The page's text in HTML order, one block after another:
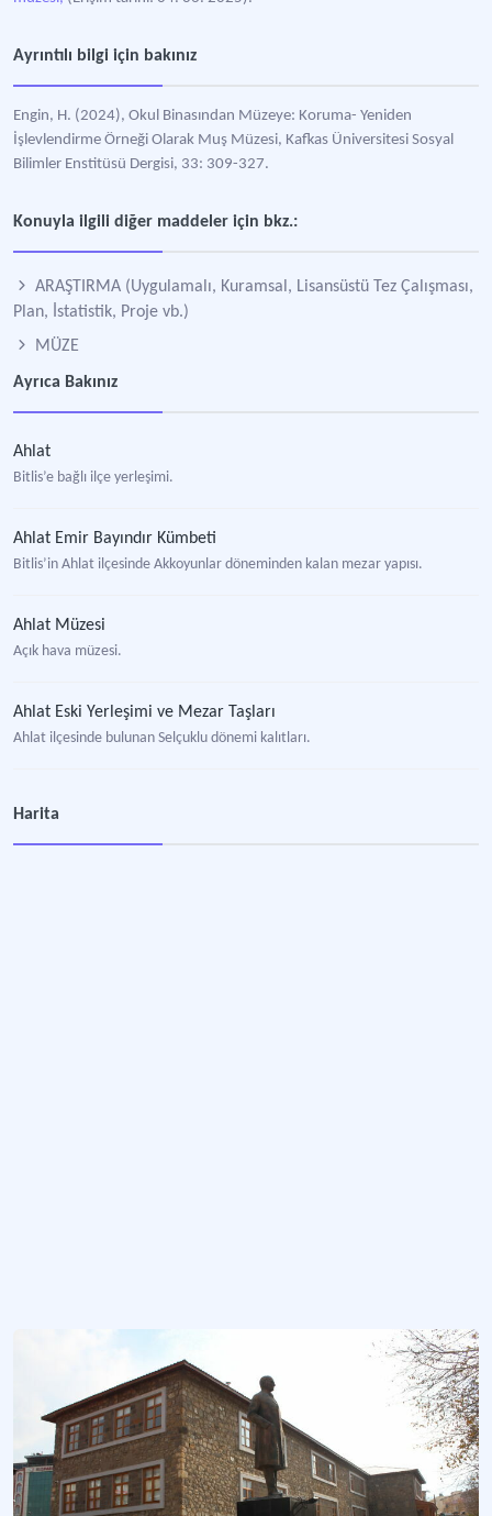
Ayrıntılı bilgi için bakınız
Engin, H. (2024), Okul Binasından Müzeye: Koruma- Yeniden
İşlevlendirme Örneği Olarak Muş Müzesi, Kafkas Üniversitesi Sosyal
Bilimler Enstitüsü Dergisi, 33: 309-327.
Konuyla ilgili diğer maddeler için bkz.:
ARAŞTIRMA (Uygulamalı, Kuramsal, Lisansüstü Tez Çalışması,
Plan, İstatistik, Proje vb.)
MÜZE
Ayrıca Bakınız
Ahlat
Bitlis’e bağlı ilçe yerleşimi.
Ahlat Emir Bayındır Kümbeti
Bitlis’in Ahlat ilçesinde Akkoyunlar döneminden kalan mezar yapısı.
Ahlat Müzesi
Açık hava müzesi.
Ahlat Eski Yerleşimi ve Mezar Taşları
Ahlat ilçesinde bulunan Selçuklu dönemi kalıtları.
Harita